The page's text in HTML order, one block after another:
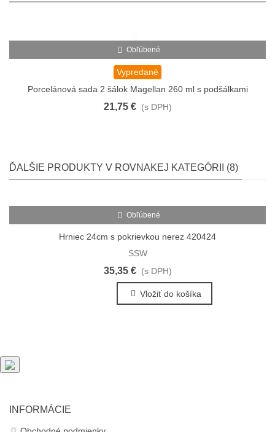
Obľúbené
Vypredané
Porcelánová sada 2 šálok Magellan 260 ml s podšálkami
21,75 € (s DPH)
ĎALŠIE PRODUKTY V ROVNAKEJ KATEGÓRII (8)
Obľúbené
Hrniec 24cm s pokrievkou nerez 420424
SSW
35,35 € (s DPH)
Vložiť do košíka
INFORMÁCIE